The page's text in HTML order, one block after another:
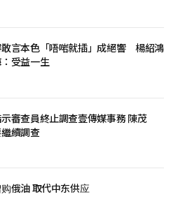
言本色「唔啱就插」成絕響 楊紹鴻
受益一生
審查員終止調查壹傳媒事務 陳茂
續調查
俄油 取代中东供应